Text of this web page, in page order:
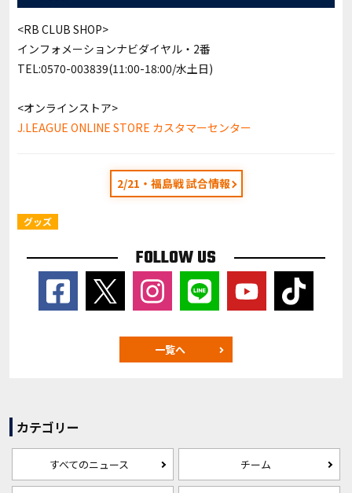
<RB CLUB SHOP>
インフォメーションナビダイヤル・2番
TEL:0570-003839(11:00-18:00/水土日)
<オンラインストア>
J.LEAGUE ONLINE STORE カスタマーセンター
2/21・福島戦 試合情報
グッズ
FOLLOW US
一覧へ
カテゴリー
すべてのニュース チーム